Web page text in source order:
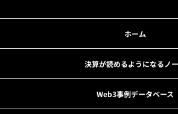
ホーム
決算が読めるようになるノ
Web3事例データベース